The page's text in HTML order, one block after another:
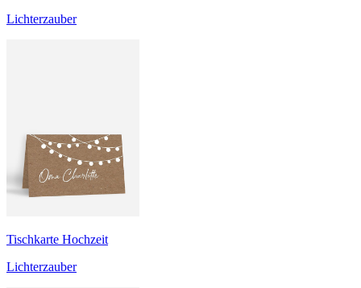
Lichterzauber
Tischkarte Hochzeit
Lichterzauber